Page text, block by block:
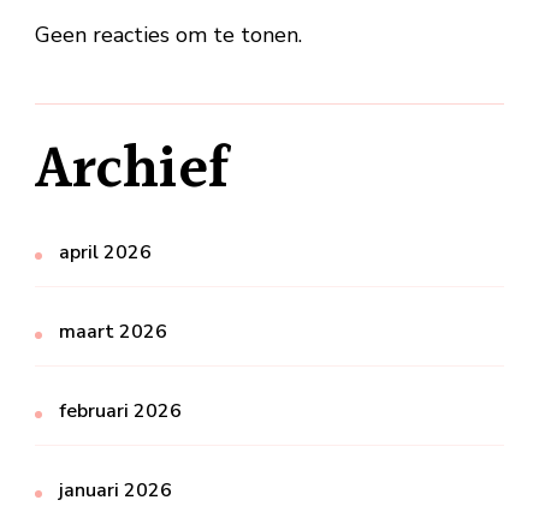
Geen reacties om te tonen.
Archief
april 2026
maart 2026
februari 2026
januari 2026